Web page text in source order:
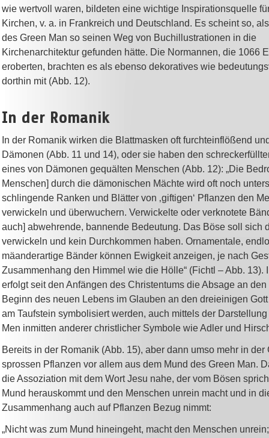
wie wertvoll waren, bildeten eine wichtige Inspirationsquelle
Kirchen, v. a. in Frankreich und Deutschland. Es scheint so,
des Green Man so seinen Weg von Buchillustrationen in die
Kirchenarchitektur gefunden hätte. Die Normannen, die 1066
eroberten, brachten es als ebenso dekoratives wie
dorthin mit (Abb. 12).
In der Romanik
In der Romanik wirken die Blattmasken oft furchteinflößend
Dämonen (Abb. 11 und 14), oder sie haben den
eines von Dämonen gequälten Menschen (Abb. 12): „Die
Menschen] durch die dämonischen Mächte wird oft noch
schlingende Ranken und Blätter von ‚giftigen‘ Pflanzen den
verwickeln und überwuchern. Verwickelte oder verknotete
auch] abwehrende, bannende Bedeutung. Das Böse soll sich
verwickeln und kein Durchkommen haben. Ornamentale,
mäanderartige Bänder können Ewigkeit anzeigen, je nach
Zusammenhang den Himmel wie die Hölle“ (Fichtl – Abb. 13).
erfolgt seit den Anfängen des Christentums die Absage an den
Beginn des neuen Lebens im Glauben an den dreieinigen
am Taufstein symbolisiert werden, auch mittels der
Men inmitten anderer christlicher Symbole wie Adler und
Bereits in der Romanik (Abb. 15), aber dann umso mehr in der
sprossen Pflanzen vor allem aus dem Mund des Green Man.
die Assoziation mit dem Wort Jesu nahe, der vom Bösen
Mund herauskommt und den Menschen unrein macht und in
Zusammenhang auch auf Pflanzen Bezug nimmt:
„Nicht was zum Mund hineingeht, macht den Menschen